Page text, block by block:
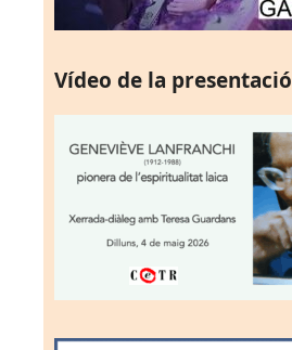
Vídeo de la presentació